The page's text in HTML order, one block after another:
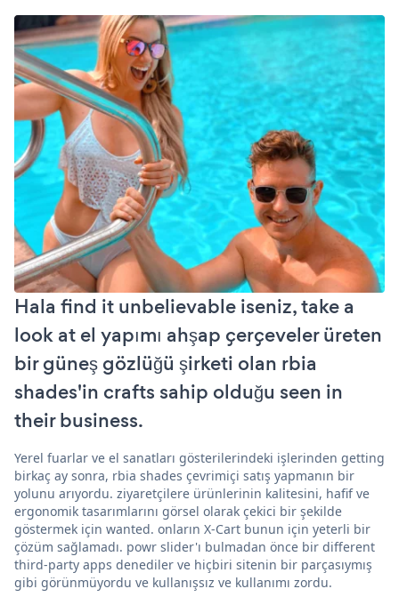
Hala find it unbelievable iseniz, take a
look at el yapımı ahşap çerçeveler üreten
bir güneş gözlüğü şirketi olan rbia
shades'in crafts sahip olduğu seen in
their business.
Yerel fuarlar ve el sanatları gösterilerindeki işlerinden getting
birkaç ay sonra, rbia shades çevrimiçi satış yapmanın bir
yolunu arıyordu. ziyaretçilere ürünlerinin kalitesini, hafif ve
ergonomik tasarımlarını görsel olarak çekici bir şekilde
göstermek için wanted. onların X-Cart bunun için yeterli bir
çözüm sağlamadı. powr slider'ı bulmadan önce bir different
third-party apps denediler ve hiçbiri sitenin bir parçasıymış
gibi görünmüyordu ve kullanışsız ve kullanımı zordu.